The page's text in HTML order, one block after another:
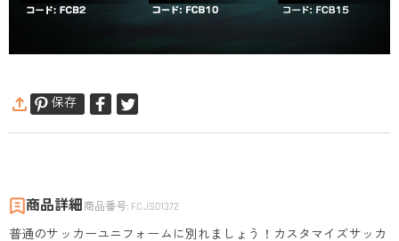
保存
商品詳細 商品番号: FCJS01372
普通のサッカーユニフォームに別れましょう！カスタマイズサッカ